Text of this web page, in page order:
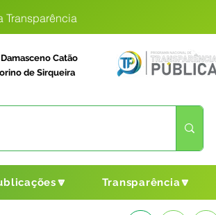
Transparência
Catão
de Sirqueira
Transparência🔽